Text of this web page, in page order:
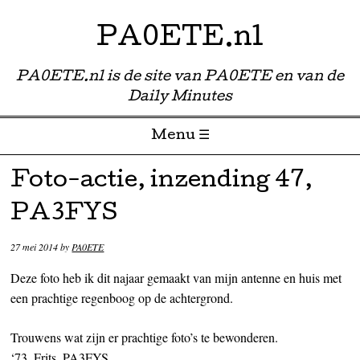
PA0ETE.nl
PA0ETE.nl is de site van PA0ETE en van de
Daily Minutes
Menu ☰
Skip to content
Foto-actie, inzending 47,
PA3FYS
27 mei 2014byPA0ETE
Deze foto heb ik dit najaar gemaakt van mijn antenne en huis met
een prachtige regenboog op de achtergrond.
Trouwens wat zijn er prachtige foto’s te bewonderen.